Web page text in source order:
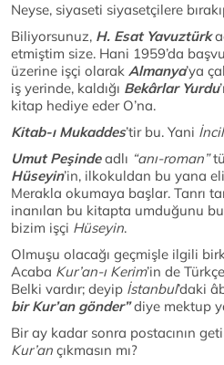
Neyse, siyaseti siyasetçilere
Biliyorsunuz, H. Esat Yavuztürk
etmiştim size. Hani 1959’da
üzerine işçi olarak Almanya’ya
iş yerinde, kaldığı Bekârlar Yurdu
kitap hediye eder O’na.
Kitab-ı Mukaddes’tir bu. Yani İncil
Umut Peşindeadlı “anı-roman”
Hüseyin’in, ilkokuldan bu yana
Merakla okumaya başlar. Tanrı
inanılan bu kitapta umduğunu
bizim işçi Hüseyin.
Olmuşu olacağı geçmişle ilgili
Acaba Kur’an-ı Kerim’in de
Belki vardır; deyip İstanbul’daki
bir Kur’an gönder”diye mektup
Bir ay kadar sonra postacının
Kur’an çıkmasın mı?